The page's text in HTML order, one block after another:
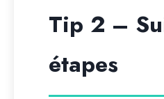
Tip 2 –
étapes